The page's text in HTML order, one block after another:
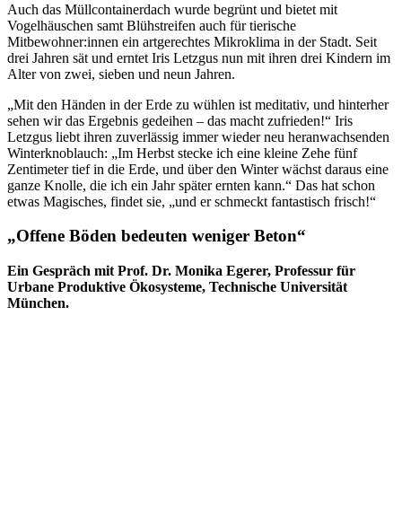
Auch das Müllcontainerdach wurde begrünt und bietet mit
Vogelhäuschen samt Blühstreifen auch für tierische
Mitbewohner:innen ein artgerechtes Mikroklima in der Stadt. Seit
drei Jahren sät und erntet Iris Letzgus nun mit ihren drei Kindern im
Alter von zwei, sieben und neun Jahren.
„Mit den Händen in der Erde zu wühlen ist meditativ, und hinterher
sehen wir das Ergebnis gedeihen – das macht zufrieden!“ Iris
Letzgus liebt ihren zuverlässig immer wieder neu heranwachsenden
Winterknoblauch: „Im Herbst stecke ich eine kleine Zehe fünf
Zentimeter tief in die Erde, und über den Winter wächst daraus eine
ganze Knolle, die ich ein Jahr später ernten kann.“ Das hat schon
etwas Magisches, findet sie, „und er schmeckt fantastisch frisch!“
„Offene Böden bedeuten weniger Beton“
Ein Gespräch mit Prof. Dr. Monika Egerer, Professur für
Urbane Produktive Ökosysteme, Technische Universität
München.